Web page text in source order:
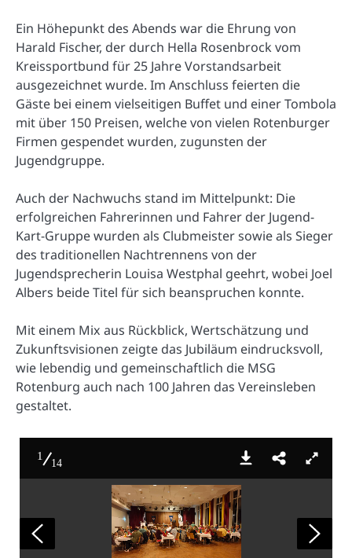
Ein Höhepunkt des Abends war die Ehrung von
Harald Fischer, der durch Hella Rosenbrock vom
Kreissportbund für 25 Jahre Vorstandsarbeit
ausgezeichnet wurde. Im Anschluss feierten die
Gäste bei einem vielseitigen Buffet und einer Tombola
mit über 150 Preisen, welche von vielen Rotenburger
Firmen gespendet wurden, zugunsten der
Jugendgruppe.
Auch der Nachwuchs stand im Mittelpunkt: Die
erfolgreichen Fahrerinnen und Fahrer der Jugend-
Kart-Gruppe wurden als Clubmeister sowie als Sieger
des traditionellen Nachtrennens von der
Jugendsprecherin Louisa Westphal geehrt, wobei Joel
Albers beide Titel für sich beanspruchen konnte.
Mit einem Mix aus Rückblick, Wertschätzung und
Zukunftsvisionen zeigte das Jubiläum eindrucksvoll,
wie lebendig und gemeinschaftlich die MSG
Rotenburg auch nach 100 Jahren das Vereinsleben
gestaltet.
1
14